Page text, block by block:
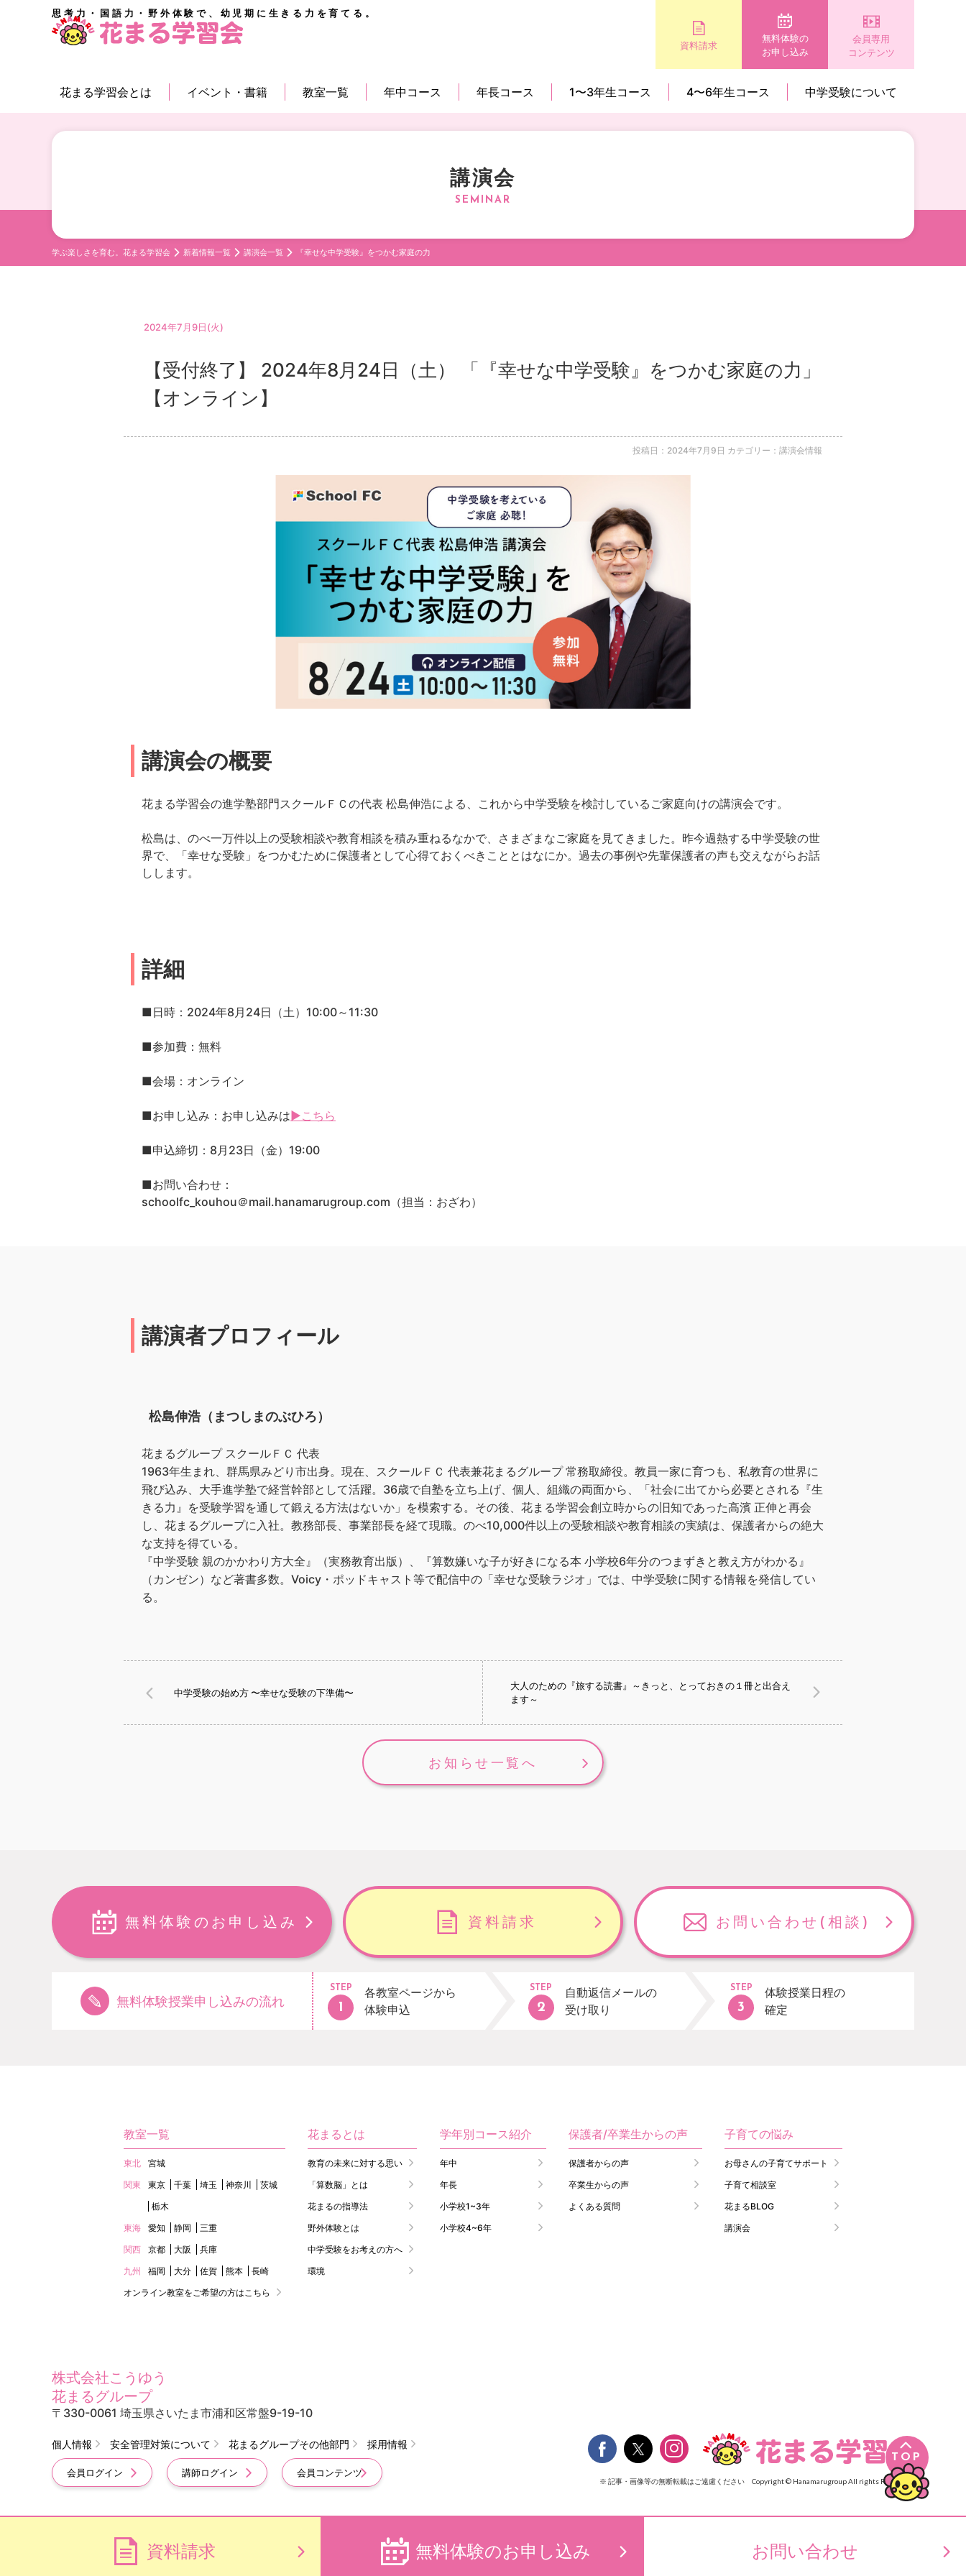
思考力・国語力・野外体験で、幼児期に生きる力を育てる。
資料請求
無料体験の
お申し込み
会員専用
コンテンツ
花まる学習会とは イベント・書籍 教室一覧 年中コース 年長コース 1〜3年生コース 4〜6年生コース 中学受験について
講演会
学ぶ楽しさを育む。花まる学習会 新着情報一覧 講演会一覧 『幸せな中学受験』をつかむ家庭の力
2024年7月9日(火)
【受付終了】 2024年8月24日（土） 「『幸せな中学受験』をつかむ家庭の力」
【オンライン】
投稿日：2024年7月9日 カテゴリー：講演会情報
講演会の概要
花まる学習会の進学塾部門スクールＦＣの代表 松島伸浩による、これから中学受験を検討しているご家庭向けの講演会です。
松島は、のべ一万件以上の受験相談や教育相談を積み重ねるなかで、さまざまなご家庭を見てきました。昨今過熱する中学受験の世
界で、「幸せな受験」をつかむために保護者として心得ておくべきこととはなにか。過去の事例や先輩保護者の声も交えながらお話
しします。
詳細
■日時：2024年8月24日（土）10:00～11:30
■参加費：無料
■会場：オンライン
■お申し込み：お申し込みは▶こちら
■申込締切：8月23日（金）19:00
■お問い合わせ：
schoolfc_kouhou＠mail.hanamarugroup.com（担当：おざわ）
講演者プロフィール
松島伸浩（まつしまのぶひろ）
花まるグループ スクールＦＣ 代表
1963年生まれ、群馬県みどり市出身。現在、スクールＦＣ 代表兼花まるグループ 常務取締役。教員一家に育つも、私教育の世界に
飛び込み、大手進学塾で経営幹部として活躍。36歳で自塾を立ち上げ、個人、組織の両面から、「社会に出てから必要とされる『生
きる力』を受験学習を通して鍛える方法はないか」を模索する。その後、花まる学習会創立時からの旧知であった高濱 正伸と再会
し、花まるグループに入社。教務部長、事業部長を経て現職。のべ10,000件以上の受験相談や教育相談の実績は、保護者からの絶大
な支持を得ている。
『中学受験 親のかかわり方大全』（実務教育出版）、『算数嫌いな子が好きになる本 小学校6年分のつまずきと教え方がわかる』
（カンゼン）など著書多数。Voicy・ポッドキャスト等で配信中の「幸せな受験ラジオ」では、中学受験に関する情報を発信してい
る。
中学受験の始め方 〜幸せな受験の下準備〜
大人のための『旅する読書』～きっと、とっておきの１冊と出合え
ます～
お知らせ一覧へ
無料体験のお申し込み 資料請求 お問い合わせ (相談)
無料体験授業申し込みの流れ
STEP
各教室ページから
体験申込
STEP
自動返信メールの
受け取り
STEP
体験授業日程の
確定
TOP
教室一覧
東北
宮城
関東
東京 千葉 埼玉 神奈川
茨城
栃木
東海
愛知 静岡
三重
関西
京都 大阪
兵庫
九州
福岡 大分 佐賀 熊本
長崎
オンライン教室をご希望の方はこちら
花まるとは
教育の未来に対する思い
「算数脳」とは
花まるの指導法
野外体験とは
中学受験をお考えの方へ
環境
学年別コース紹介
年中
年長
小学校1~3年
小学校4~6年
保護者/卒業生からの声
保護者からの声
卒業生からの声
よくある質問
子育ての悩み
お母さんの子育てサポート
子育て相談室
花まるBLOG
講演会
株式会社こうゆう
花まるグループ
〒330-0061 埼玉県さいたま市浦和区常盤9-19-10
個人情報 安全管理対策について 花まるグループその他部門 採用情報
会員ログイン 講師ログイン 会員コンテンツ
 
※ 記事・画像等の無断転載はご遠慮ください Copyright © Hanamarugroup All rights Reserved.
資料請求 無料体験のお申し込み お問い合わせ